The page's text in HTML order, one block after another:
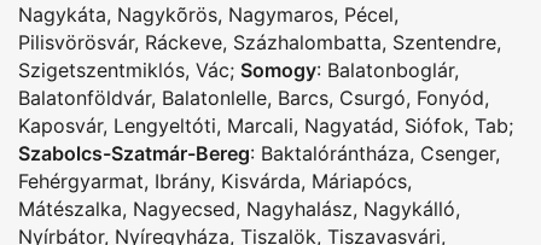
Nagykáta, Nagykõrös, Nagymaros, Pécel,
Pilisvörösvár, Ráckeve, Százhalombatta, Szentendre,
Szigetszentmiklós, Vác; Somogy: Balatonboglár,
Balatonföldvár, Balatonlelle, Barcs, Csurgó, Fonyód,
Kaposvár, Lengyeltóti, Marcali, Nagyatád, Siófok, Tab;
Szabolcs-Szatmár-Bereg: Baktalórántháza, Csenger,
Fehérgyarmat, Ibrány, Kisvárda, Máriapócs,
Mátészalka, Nagyecsed, Nagyhalász, Nagykálló,
Nyírbátor, Nyíregyháza, Tiszalök, Tiszavasvári,